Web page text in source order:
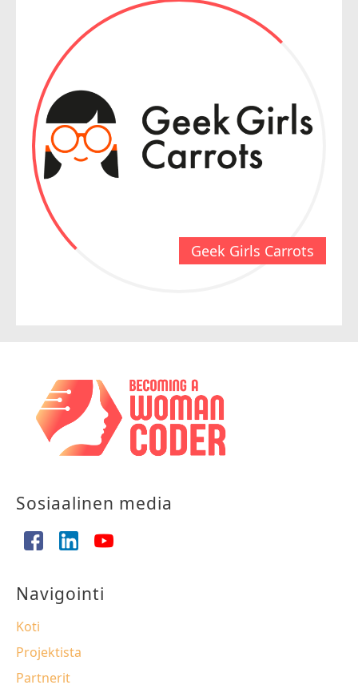
Geek Girls Carrots
Sosiaalinen media
Navigointi
Koti
Projektista
Partnerit